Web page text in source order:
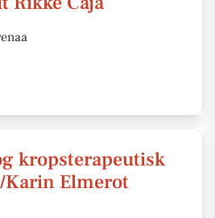
kropsterapeutisk
Elmerot